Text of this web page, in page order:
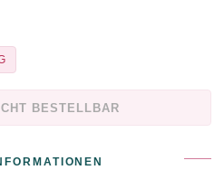
BESTELLBAR